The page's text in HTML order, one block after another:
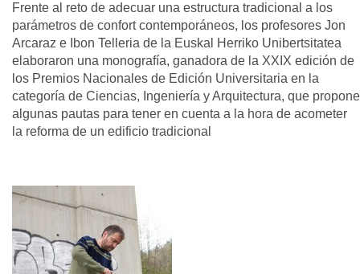
Frente al reto de adecuar una estructura tradicional a los
parámetros de confort contemporáneos, los profesores Jon
Arcaraz e Ibon Telleria de la Euskal Herriko Unibertsitatea
elaboraron una monografía, ganadora de la XXIX edición de
los Premios Nacionales de Edición Universitaria en la
categoría de Ciencias, Ingeniería y Arquitectura, que propone
algunas pautas para tener en cuenta a la hora de acometer
la reforma de un edificio tradicional